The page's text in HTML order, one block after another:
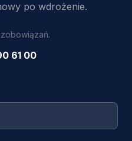
po wdrożenie.
61 00